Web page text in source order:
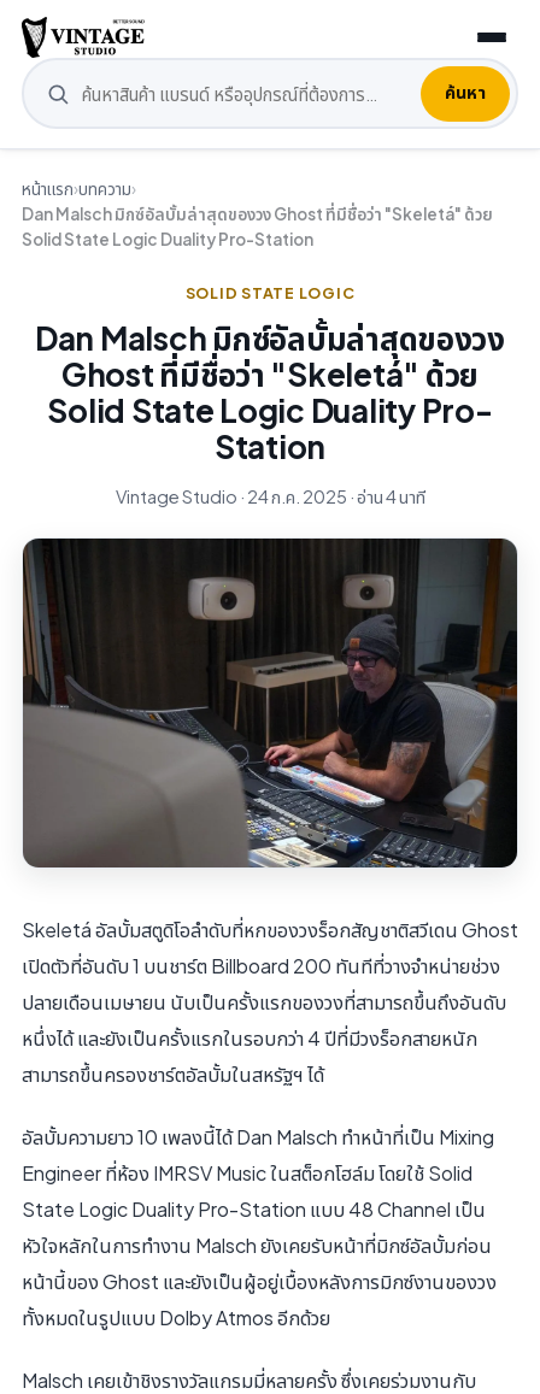
ค้นหา
หน้าแรก›บทความ›
Dan Malsch มิกซ์อัลบั้มล่าสุดของวง Ghost ที่มีชื่อว่า "Skeletá" ด้วย
Solid State Logic Duality Pro-Station
SOLID STATE LOGIC
Dan Malsch มิกซ์อัลบั้มล่าสุดของวง
Ghost ที่มีชื่อว่า "Skeletá" ด้วย
Solid State Logic Duality Pro-
Station
Vintage Studio · 24 ก.ค. 2025 · อ่าน 4 นาที
Skeletá อัลบั้มสตูดิโอลำดับที่หกของวงร็อกสัญชาติสวีเดน Ghost
เปิดตัวที่อันดับ 1 บนชาร์ต Billboard 200 ทันทีที่วางจำหน่ายช่วง
ปลายเดือนเมษายน นับเป็นครั้งแรกของวงที่สามารถขึ้นถึงอันดับ
หนึ่งได้ และยังเป็นครั้งแรกในรอบกว่า 4 ปีที่มีวงร็อกสายหนัก
สามารถขึ้นครองชาร์ตอัลบั้มในสหรัฐฯ ได้
อัลบั้มความยาว 10 เพลงนี้ได้ Dan Malsch ทำหน้าที่เป็น Mixing
Engineer ที่ห้อง IMRSV Music ในสต็อกโฮล์ม โดยใช้ Solid
State Logic Duality Pro-Station แบบ 48 Channel เป็น
หัวใจหลักในการทำงาน Malsch ยังเคยรับหน้าที่มิกซ์อัลบั้มก่อน
หน้านี้ของ Ghost และยังเป็นผู้อยู่เบื้องหลังการมิกซ์งานของวง
ทั้งหมดในรูปแบบ Dolby Atmos อีกด้วย
Malsch เคยเข้าชิงรางวัลแกรมมี่หลายครั้ง ซึ่งเคยร่วมงานกับ